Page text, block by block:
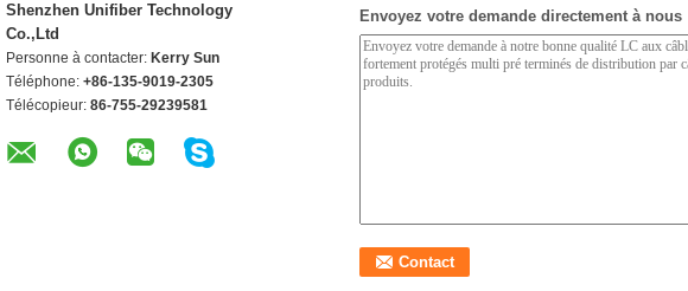
Shenzhen Unifiber Technology
Co.,Ltd
Personne à contacter: Kerry Sun
Téléphone: +86-135-9019-2305
Télécopieur: 86-755-29239581
Envoyez votre demande directement à nous